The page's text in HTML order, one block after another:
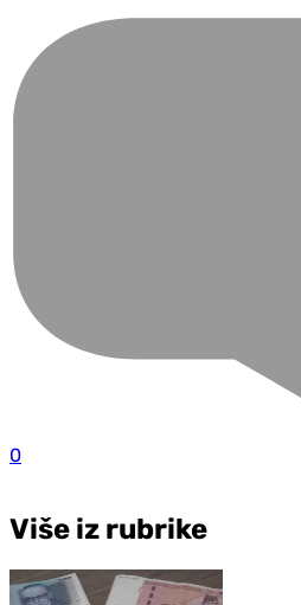
0
Više iz rubrike